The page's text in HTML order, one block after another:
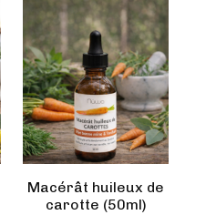
Macérât huileux de
carotte (50ml)